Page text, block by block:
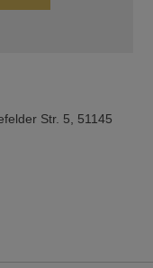
Str. 5, 51145